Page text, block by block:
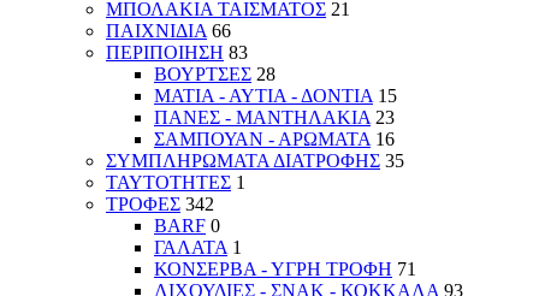
ΜΠΟΛΑΚΙΑ ΤΑΙΣΜΑΤΟΣ 21
ΠΑΙΧΝΙΔΙΑ 66
ΠΕΡΙΠΟΙΗΣΗ 83
ΒΟΥΡΤΣΕΣ 28
ΜΑΤΙΑ - ΑΥΤΙΑ - ΔΟΝΤΙΑ 15
ΠΑΝΕΣ - ΜΑΝΤΗΛΑΚΙΑ 23
ΣΑΜΠΟΥΑΝ - ΑΡΩΜΑΤΑ 16
ΣΥΜΠΛΗΡΩΜΑΤΑ ΔΙΑΤΡΟΦΗΣ 35
ΤΑΥΤΟΤΗΤΕΣ 1
ΤΡΟΦΕΣ 342
BARF 0
ΓΑΛΑΤΑ 1
ΚΟΝΣΕΡΒΑ - ΥΓΡΗ ΤΡΟΦΗ 71
ΛΙΧΟΥΔΙΕΣ - ΣΝΑΚ - ΚΟΚΚΑΛΑ 93